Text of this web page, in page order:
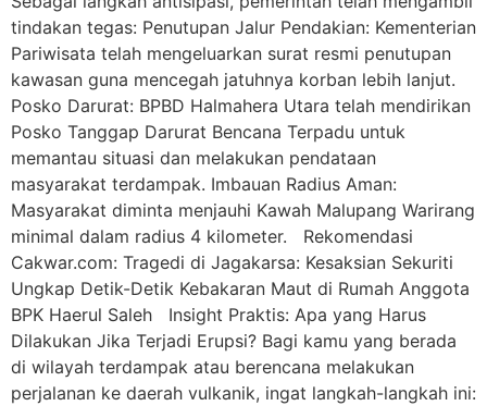
tindakan tegas: Penutupan Jalur Pendakian: Kementerian
Pariwisata telah mengeluarkan surat resmi penutupan
kawasan guna mencegah jatuhnya korban lebih lanjut.
Posko Darurat: BPBD Halmahera Utara telah mendirikan
Posko Tanggap Darurat Bencana Terpadu untuk
memantau situasi dan melakukan pendataan
masyarakat terdampak. Imbauan Radius Aman:
Masyarakat diminta menjauhi Kawah Malupang Warirang
minimal dalam radius 4 kilometer. Rekomendasi
Cakwar.com: Tragedi di Jagakarsa: Kesaksian Sekuriti
Ungkap Detik-Detik Kebakaran Maut di Rumah Anggota
BPK Haerul Saleh Insight Praktis: Apa yang Harus
Dilakukan Jika Terjadi Erupsi? Bagi kamu yang berada
di wilayah terdampak atau berencana melakukan
perjalanan ke daerah vulkanik, ingat langkah-langkah ini: